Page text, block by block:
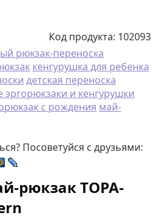
Код продукта: 102093
рюкзак-переноска
кенгурушка для ребенка
детская переноска
эргорюкзаки и кенгурушки
с рождения май-
Посоветуйся с друзьями:
рюкзак TOPA-